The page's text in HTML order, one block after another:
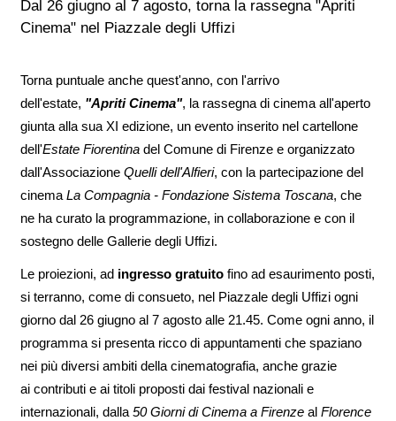
Dal 26 giugno al 7 agosto, torna la rassegna "Apriti
Cinema" nel Piazzale degli Uffizi
Torna puntuale anche quest'anno, con l'arrivo
dell'estate, "Apriti Cinema", la rassegna di cinema all'aperto
giunta alla sua XI edizione, un evento inserito nel cartellone
dell'Estate Fiorentinadel Comune di Firenze e organizzato
dall'Associazione Quelli dell'Alfieri, con la partecipazione del
cinema La Compagnia - Fondazione Sistema Toscana, che
ne ha curato la programmazione, in collaborazione e con il
sostegno delle Gallerie degli Uffizi.
Le proiezioni, adingresso gratuitofino ad esaurimento posti,
si terranno, come di consueto, nel Piazzale degli Uffizi ogni
giorno dal 26 giugno al 7 agosto alle 21.45. Come ogni anno, il
programma si presenta ricco di appuntamenti che spaziano
nei più diversi ambiti della cinematografia, anche grazie
ai contributi e ai titoli proposti dai festival nazionali e
internazionali, dalla 50 Giorni di Cinema a Firenze al Florence